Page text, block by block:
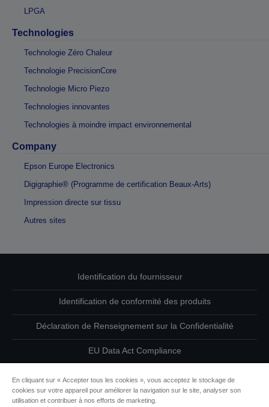
LPGA
Technologies
Technologie Zéro Chaleur
Technologie PrecisionCore
Technologie Micro Piezo
Technologies innovantes
Technologies à moindre impact environnemental
Company
Epson Europe Electronics
Digigraphie® (Programme de certification Beaux-Arts)
Impression directe sur tissu
Autres sites
Identification du fournisseur
Identification de conformité des produits
Déclaration de Renseignement sur la Confidentialité
EU Data Act Compliance
Informations sur les cookies
En cliquant sur « Accepter tous les cookies », vous acceptez le stockage de
cookies sur votre appareil pour améliorer la navigation sur le site, analyser son
utilisation et contribuer à nos efforts de marketing.